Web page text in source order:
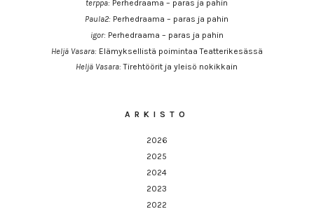
terppa: Perhedraama – paras ja pahin
Paula2: Perhedraama – paras ja pahin
igor: Perhedraama – paras ja pahin
Heljä Vasara: Elämyksellistä poimintaa Teatterikesässä
Heljä Vasara:Tirehtöörit ja yleisö nokikkain
ARKISTO
2026
2025
2024
2023
2022